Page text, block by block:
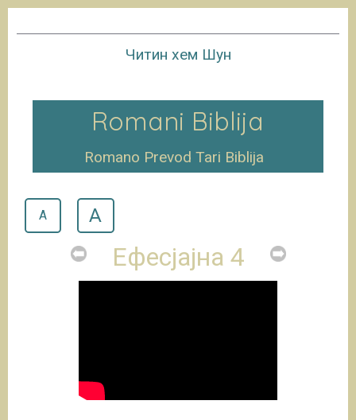
Читин хем Шун
Romani Biblija
Romano Prevod Tari Biblija
A A
Ефесјајна 4